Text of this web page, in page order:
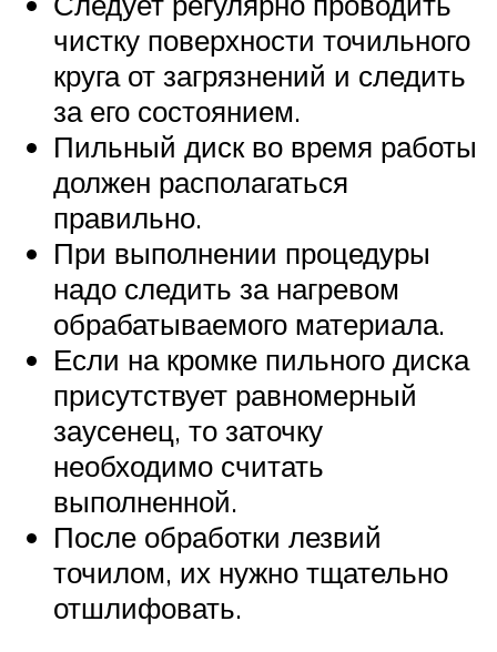
чистку поверхности точильного
круга от загрязнений и следить
за его состоянием.
Пильный диск во время работы
должен располагаться
правильно.
При выполнении процедуры
надо следить за нагревом
обрабатываемого материала.
Если на кромке пильного диска
присутствует равномерный
заусенец, то заточку
необходимо считать
выполненной.
После обработки лезвий
точилом, их нужно тщательно
отшлифовать.